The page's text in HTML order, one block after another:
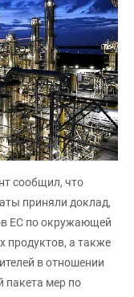
сообщил, что
приняли доклад,
ЕС по окружающей
продуктов, а также
в отношении
пакета мер по